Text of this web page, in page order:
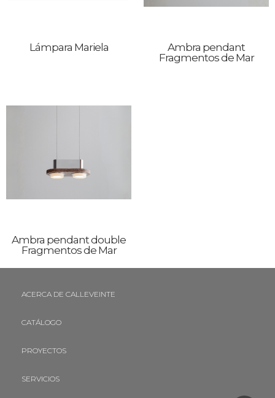
Lámpara Mariela
Ambra pendant
Fragmentos de Mar
Ambra pendant double
Fragmentos de Mar
ACERCA DE CALLEVEINTE
CATÁLOGO
PROYECTOS
SERVICIOS